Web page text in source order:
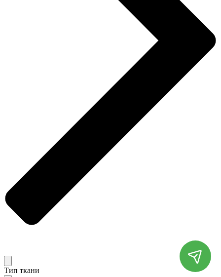
Тип ткани